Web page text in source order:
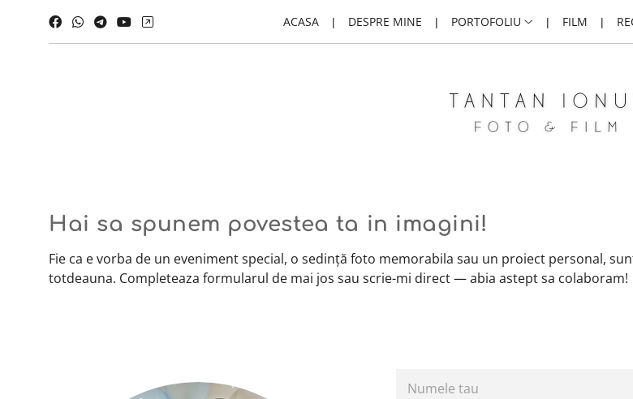
ACASA DESPRE MINE PORTOFOLIU FILM
Hai sa spunem povestea ta in imagini!
Fie ca e vorba de un eveniment special, o sedință foto memorabila sau un proiect personal,
totdeauna. Completeaza formularul de mai jos sau scrie-mi direct — abia astept sa colaboram!